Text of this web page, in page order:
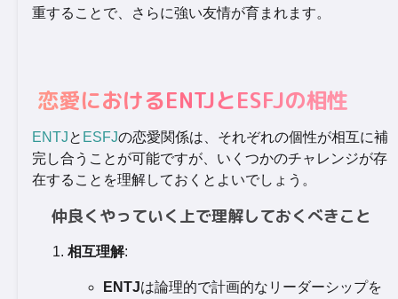
重することで、さらに強い友情が育まれます。
恋愛におけるENTJとESFJの相性
ENTJと ESFJの恋愛関係は、それぞれの個性が相互に補
完し合うことが可能ですが、いくつかのチャレンジが存
在することを理解しておくとよいでしょう。
仲良くやっていく上で理解しておくべきこと
相互理解:
ENTJは論理的で計画的なリーダーシップを